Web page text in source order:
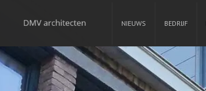
NIEUWS BEDRIJF